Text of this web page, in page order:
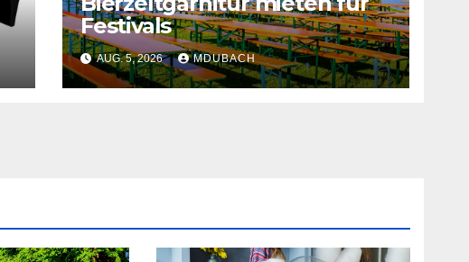
Festivals
AUG. 5, 2026 MDUBACH